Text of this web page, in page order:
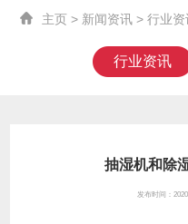
主页 > 新闻资讯 >行业资
行业资讯
抽湿机和除
发布时间：